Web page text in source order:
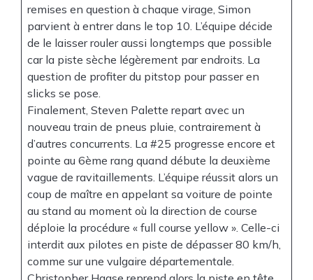
remises en question à chaque virage, Simon
parvient à entrer dans le top 10. L’équipe décide
de le laisser rouler aussi longtemps que possible
car la piste sèche légèrement par endroits. La
question de profiter du pitstop pour passer en
slicks se pose.
Finalement, Steven Palette repart avec un
nouveau train de pneus pluie, contrairement à
d’autres concurrents. La #25 progresse encore et
pointe au 6ème rang quand débute la deuxième
vague de ravitaillements. L’équipe réussit alors un
coup de maître en appelant sa voiture de pointe
au stand au moment où la direction de course
déploie la procédure « full course yellow ». Celle-ci
interdit aux pilotes en piste de dépasser 80 km/h,
comme sur une vulgaire départementale.